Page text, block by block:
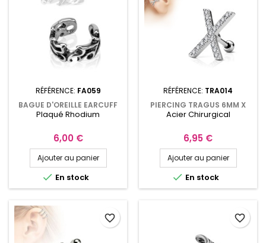
RÉFÉRENCE: FA059
BAGUE D'OREILLE EARCUFF
FEUILLES FA059
Plaqué Rhodium
Prix
6,00 €
Ajouter au panier
 En stock
RÉFÉRENCE: TRA014
PIERCING TRAGUS 6MM X
AVEC DE MICROS
TRA014
Acier Chirurgical
Prix
6,95 €
Ajouter au panier
 En stock
favorite_border favorite_border